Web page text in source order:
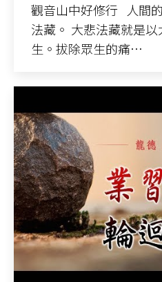
觀音山中好修行 人間
法藏。 大悲法藏就是
生。拔除眾生的痛…